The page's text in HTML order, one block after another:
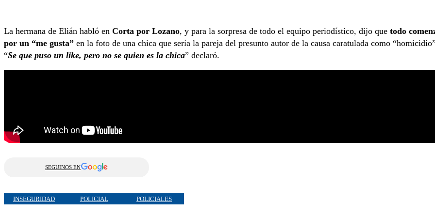
La hermana de Elián habló en Corta por Lozano, y para la sorpresa de todo el equipo periodístico, dijo que todo
por un “me gusta” en la foto de una chica que sería la pareja del presunto autor de la causa caratulada como
“Se que puso un like, pero no se quien es la chica” declaró.
SEGUINOS EN
INSEGURIDAD POLICIAL POLICIALES